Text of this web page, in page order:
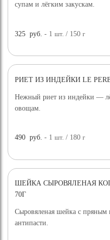
супам и лёгким закускам.
325 руб. - 1шт. / 150г
РИЕТ ИЗ ИНДЕЙКИ LE PERE
Нежный риет из индейки —
овощам.
490 руб. - 1шт. / 180г
ШЕЙКА СЫРОВЯЛЕНАЯ
70Г
Сыровяленая шейка с пряным
антипасти.